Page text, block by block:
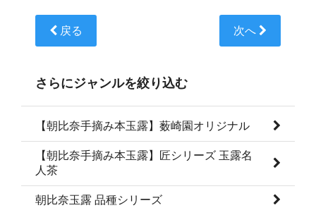
戻る 次へ
さらにジャンルを絞り込む
【朝比奈手摘み本玉露】薮崎園オリジナル
【朝比奈手摘み本玉露】匠シリーズ 玉露名
人茶
朝比奈玉露 品種シリーズ